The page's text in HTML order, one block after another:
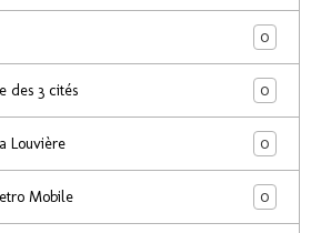
0
des 3 cités 0
Louvière 0
Mobile 0